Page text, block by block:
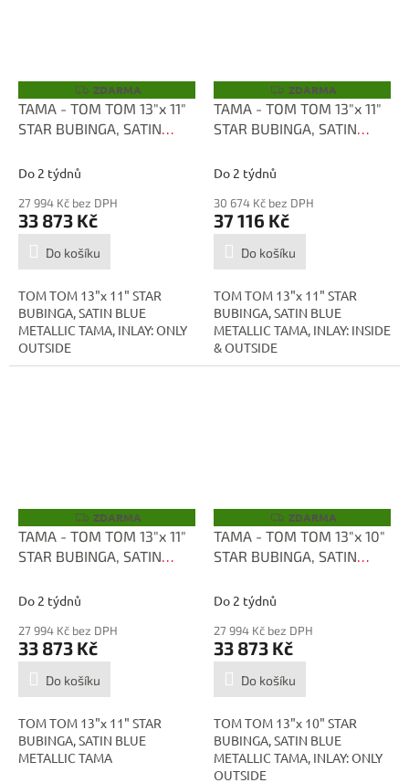
Z
D
A
R
ZDARMA
TAMA - TOM TOM 13"x 11"
STAR BUBINGA, SATIN
SBM
Do 2 týdnů
27 994 Kč bez DPH
33 873 Kč
Do košíku
TOM TOM 13"x 11" STAR
BUBINGA, SATIN BLUE
METALLIC TAMA, INLAY: ONLY
OUTSIDE
Z
D
A
R
ZDARMA
TAMA - TOM TOM 13"x 11"
STAR BUBINGA, SATIN
SBM
Do 2 týdnů
30 674 Kč bez DPH
37 116 Kč
Do košíku
TOM TOM 13"x 11" STAR
BUBINGA, SATIN BLUE
METALLIC TAMA, INLAY: INSIDE
& OUTSIDE
Z
D
A
R
ZDARMA
TAMA - TOM TOM 13"x 11"
STAR BUBINGA, SATIN
SBM
Do 2 týdnů
27 994 Kč bez DPH
33 873 Kč
Do košíku
TOM TOM 13"x 11" STAR
BUBINGA, SATIN BLUE
METALLIC TAMA
Z
D
A
R
ZDARMA
TAMA - TOM TOM 13"x 10"
STAR BUBINGA, SATIN
SBM
Do 2 týdnů
27 994 Kč bez DPH
33 873 Kč
Do košíku
TOM TOM 13"x 10" STAR
BUBINGA, SATIN BLUE
METALLIC TAMA, INLAY: ONLY
OUTSIDE